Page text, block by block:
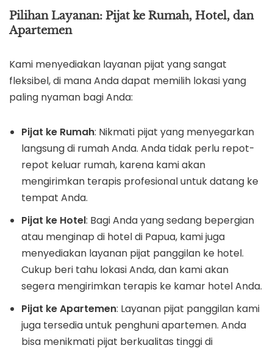
Pilihan Layanan: Pijat ke Rumah, Hotel, dan
Apartemen
Kami menyediakan layanan pijat yang sangat
fleksibel, di mana Anda dapat memilih lokasi yang
paling nyaman bagi Anda:
Pijat ke Rumah: Nikmati pijat yang menyegarkan
langsung di rumah Anda. Anda tidak perlu repot-
repot keluar rumah, karena kami akan
mengirimkan terapis profesional untuk datang ke
tempat Anda.
Pijat ke Hotel: Bagi Anda yang sedang bepergian
atau menginap di hotel di Papua, kami juga
menyediakan layanan pijat panggilan ke hotel.
Cukup beri tahu lokasi Anda, dan kami akan
segera mengirimkan terapis ke kamar hotel Anda.
Pijat ke Apartemen: Layanan pijat panggilan kami
juga tersedia untuk penghuni apartemen. Anda
bisa menikmati pijat berkualitas tinggi di